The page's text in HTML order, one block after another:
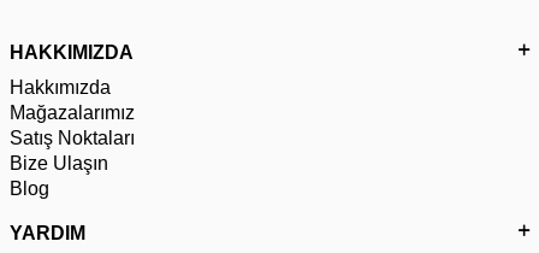
HAKKIMIZDA
Hakkımızda
Mağazalarımız
Satış Noktaları
Bize Ulaşın
Blog
YARDIM